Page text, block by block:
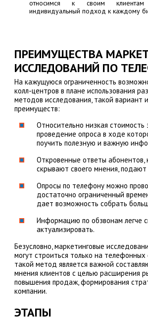
относимся к своим
индивидуальный подход к каждому
ПРЕИМУЩЕСТВА
ИССЛЕДОВАНИЙ ПО
На кажущуюся ограниченность
колл-центров в плане использования
методов исследования, такой вариант
преимуществ:
Относительно низкая стоимость
проведение опроса в ходе
поучить полезную и важную
Откровенные ответы абонентов,
скрывают своего мнения,
Опросы по телефону можно
достаточно ограниченный
дает возможность собрать
Информацию по обзвонам легче
актуализировать.
Безусловно, маркетинговые
могут строиться только на
такой метод является важной
мнения клиентов с целью расширения
повышения продаж, формирования
компании.
ЭТАПЫ